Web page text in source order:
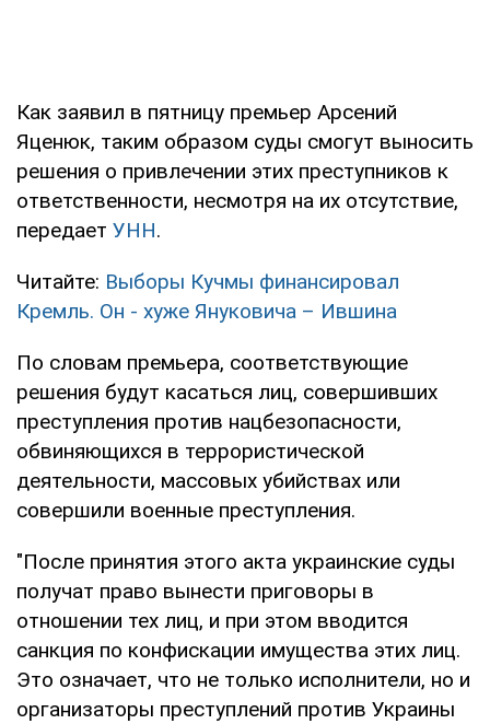
Как заявил в пятницу премьер Арсений
Яценюк, таким образом суды смогут выносить
решения о привлечении этих преступников к
ответственности, несмотря на их отсутствие,
передает УНН.
Читайте: Выборы Кучмы финансировал
Кремль. Он - хуже Януковича – Ившина
По словам премьера, соответствующие
решения будут касаться лиц, совершивших
преступления против нацбезопасности,
обвиняющихся в террористической
деятельности, массовых убийствах или
совершили военные преступления.
"После принятия этого акта украинские суды
получат право вынести приговоры в
отношении тех лиц, и при этом вводится
санкция по конфискации имущества этих лиц.
Это означает, что не только исполнители, но и
организаторы преступлений против Украины